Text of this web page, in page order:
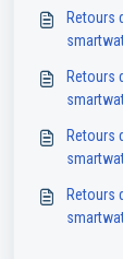
Retours
Retours
Retours
Retours